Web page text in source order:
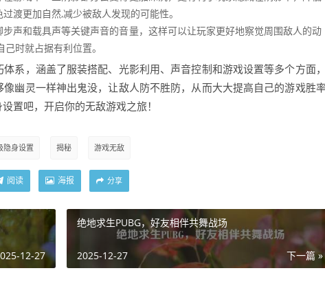
渡更加自然,减少被敌人发现的可能性。
声和载具声等关键声音的音量，这样可以让玩家更好地察觉周围敌人的动
时就占据有利位置。
系，涵盖了服装搭配、光影利用、声音控制和游戏设置等多个方面
幽灵一样神出鬼没，让敌人防不胜防，从而大大提高自己的游戏胜
置吧，开启你的无敌游戏之旅！
隐身设置 揭秘 游戏无敌
阅读 海报 分享
12-27
绝地求生PUBG，好友相伴共舞战场
下一篇 »
2025-12-27